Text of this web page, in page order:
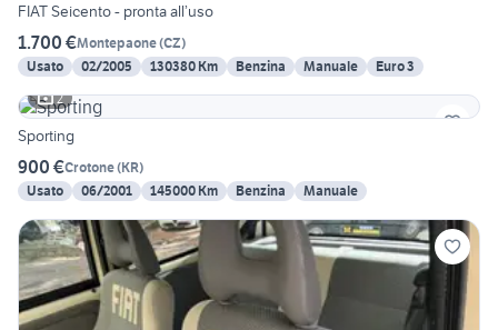
FIAT Seicento - pronta all’uso
1.700 €Montepaone(CZ)
Usato
02/2005 130380 Km Benzina Manuale
Euro 3
2
Sporting
900 €Crotone(KR)
Usato
06/2001 145000 Km Benzina Manuale